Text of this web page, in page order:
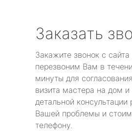
Заказать
Закажите звонок с
перезвоним Вам в
минуты для
визита мастера на дом и
детальной консультации
Вашей проблемы и
телефону.